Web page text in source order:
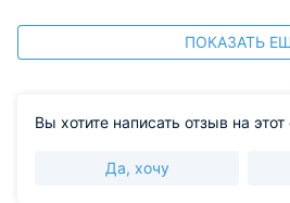
ПОКАЗАТЬ
Вы хотите написать отзыв на этот
Да, хочу